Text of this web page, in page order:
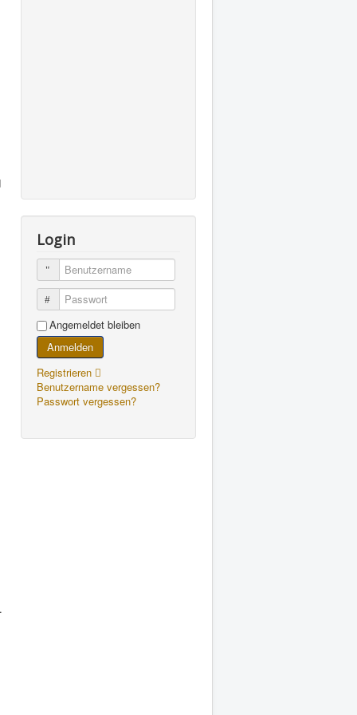
Login
Benutzername
Passwort
Angemeldet bleiben
Anmelden
Registrieren
Benutzername vergessen?
Passwort vergessen?